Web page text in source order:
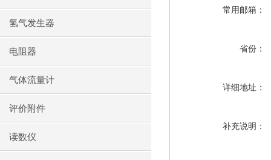
氢气发生器
电阻器
气体流量计
评价附件
读数仪
常用邮箱：
省份：
详细地址：
补充说明：